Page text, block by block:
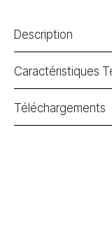
Description
Téléchargements